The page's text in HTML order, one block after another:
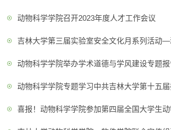
动物科学学院召开2023年度人才工作会议
吉林大学第三届实验室安全文化月系列活动
动物科学学院举办学术道德与学风建设专题
动物科学学院专题学习中共吉林大学第十五
喜报！动物科学学院参加第四届全国大学生